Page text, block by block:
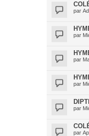
par
par
par
par
par
par